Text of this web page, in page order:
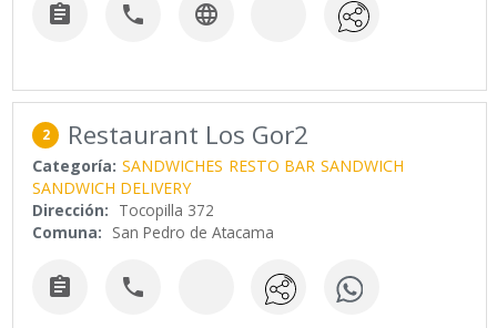
  
2 Restaurant Los Gor2
Categoría: SANDWICHES RESTO BAR SANDWICH
SANDWICH DELIVERY
Dirección: Tocopilla 372
Comuna: San Pedro de Atacama
 